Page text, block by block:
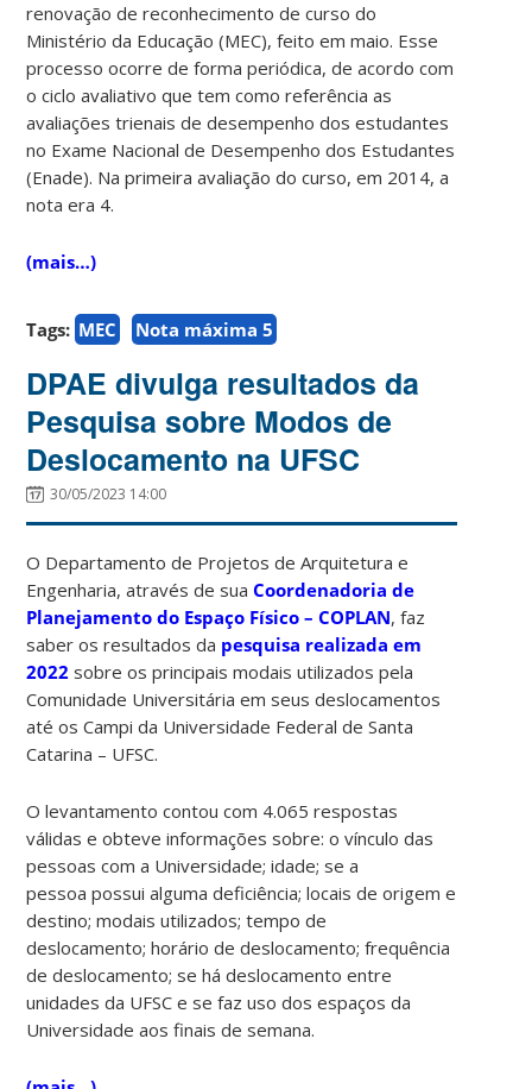
renovação de reconhecimento de curso do
Ministério da Educação (MEC), feito em maio. Esse
processo ocorre de forma periódica, de acordo com
o ciclo avaliativo que tem como referência as
avaliações trienais de desempenho dos estudantes
no Exame Nacional de Desempenho dos Estudantes
(Enade). Na primeira avaliação do curso, em 2014, a
nota era 4.
(mais…)
Tags: MEC Nota máxima 5
DPAE divulga resultados da
Pesquisa sobre Modos de
Deslocamento na UFSC
30/05/2023 14:00
O Departamento de Projetos de Arquitetura e
Engenharia, através de suaCoordenadoria de
Planejamento do Espaço Físico – COPLAN, faz
saber os resultados da pesquisa realizada em
2022 sobre os principais modais utilizados pela
Comunidade Universitária em seus deslocamentos
até os Campi da Universidade Federal de Santa
Catarina – UFSC.
O levantamento contou com 4.065 respostas
válidas e obteve informações sobre: o vínculo das
pessoas com a Universidade; idade; se a
pessoa possui alguma deficiência; locais de origem e
destino; modais utilizados; tempo de
deslocamento; horário de deslocamento; frequência
de deslocamento; se há deslocamento entre
unidades da UFSC e se faz uso dos espaços da
Universidade aos finais de semana.